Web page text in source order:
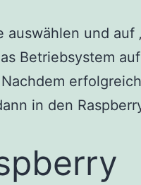
und auf
Betriebsystem
in den